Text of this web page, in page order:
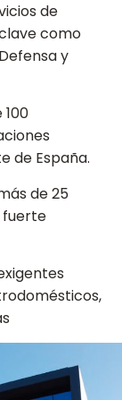
de
como
y
de España.
de 25
fuerte